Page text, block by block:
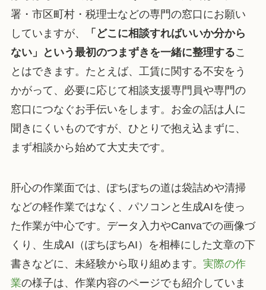
署・市区町村・税理士などの専門の窓口にお願い
していますが、
「どこに相談すればいいか分から
ない」という最初のつまずきを一緒に整理するこ
とはできます。たとえば、工賃に関する不安をう
かがって、必要に応じて相談支援専門員や専門の
窓口につなぐお手伝いをします。お金の話は人に
聞きにくいものですが、ひとりで抱え込まずに、
まず相談から始めて大丈夫です。
肝心の作業面では、ぽちぽちの道は袋詰めや清掃
などの軽作業ではなく、パソコンと生成AIを使っ
た作業が中心です。データ入力やCanvaでの画像づ
くり、生成AI（ぽちぽちAI）を相棒にした文章の下
書きなどに、未経験から取り組めます。 実際の作
業の様子は、作業内容のページでも紹介していま